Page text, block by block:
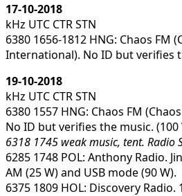
17-10-2018
kHz UTC CTR STN
6380 1656-1812 HNG: Chaos FM
International). No ID but verifies
19-10-2018
kHz UTC CTR STN
6380 1557 HNG: Chaos FM
No ID but verifies the music. (100
6318 1745 weak music, tent. Radio
6285 1748 POL: Anthony Radio.
AM (25 W) and USB mode (90 W).
6375 1809 HOL: Discovery Radio.